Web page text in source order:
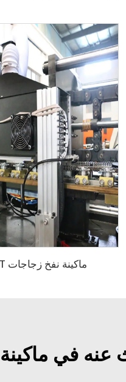
ماكينة نفخ زجاجات PET من 6 تجاويف
في ماكينة